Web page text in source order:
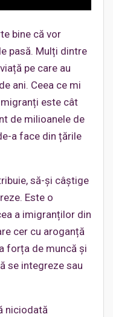
bine că vor
pasă. Mulți dintre
pe care au
ani. Ceea ce mi
este cât
de milioanele de
a face din țările
să-și câștige
Este o
a imigranților din
cer cu aroganță
forța de muncă și
se integreze sau
niciodată